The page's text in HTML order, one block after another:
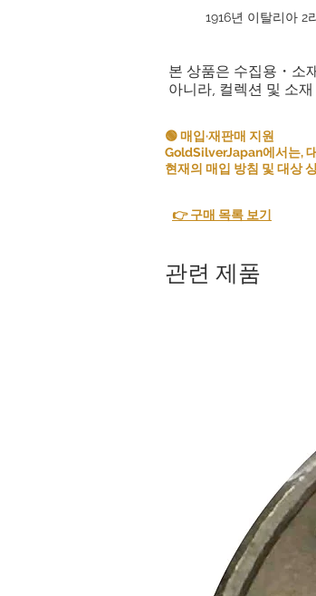
1916년 이탈리아 2
본 상품은 수집용・소
아니라, 컬렉션 및 소
🟢 매입·재판매 지원
GoldSilverJapan에서는,
현재의 매입 방침 및 대상
👉 구매 목록 보기
관련 제품